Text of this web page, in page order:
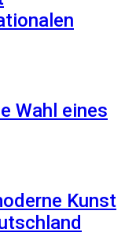
Wahl eines
Kunst